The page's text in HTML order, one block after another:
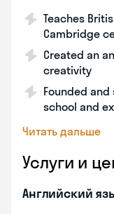
Teaches
Cambridge
Created an
creativity
Founded
school and
Читать дальше
Услуги и
Английский